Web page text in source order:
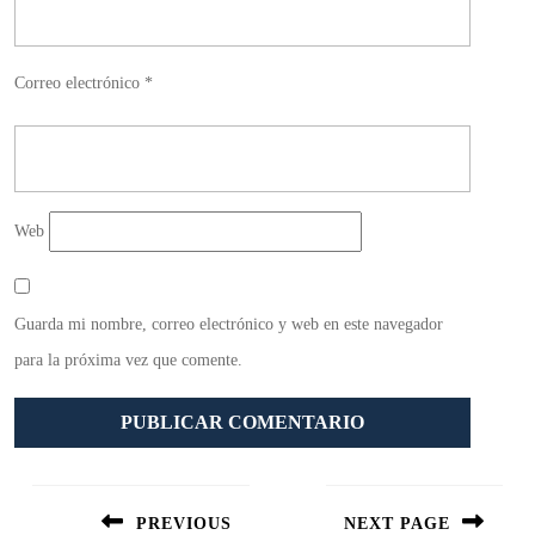
Correo electrónico *
Web
Guarda mi nombre, correo electrónico y web en este navegador
para la próxima vez que comente.
PREVIOUS NEXT PAGE